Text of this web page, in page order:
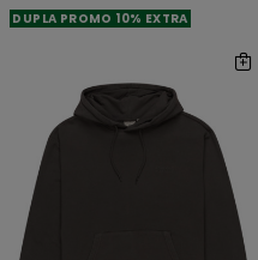
DUPLA PROMO 10% EXTRA